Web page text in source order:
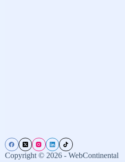
Copyright © 2026 - WebContinental